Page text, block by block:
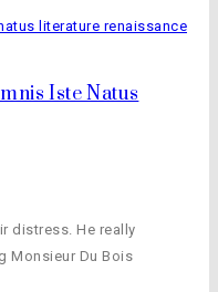
Iste Natus
distress. He really
Monsieur Du Bois